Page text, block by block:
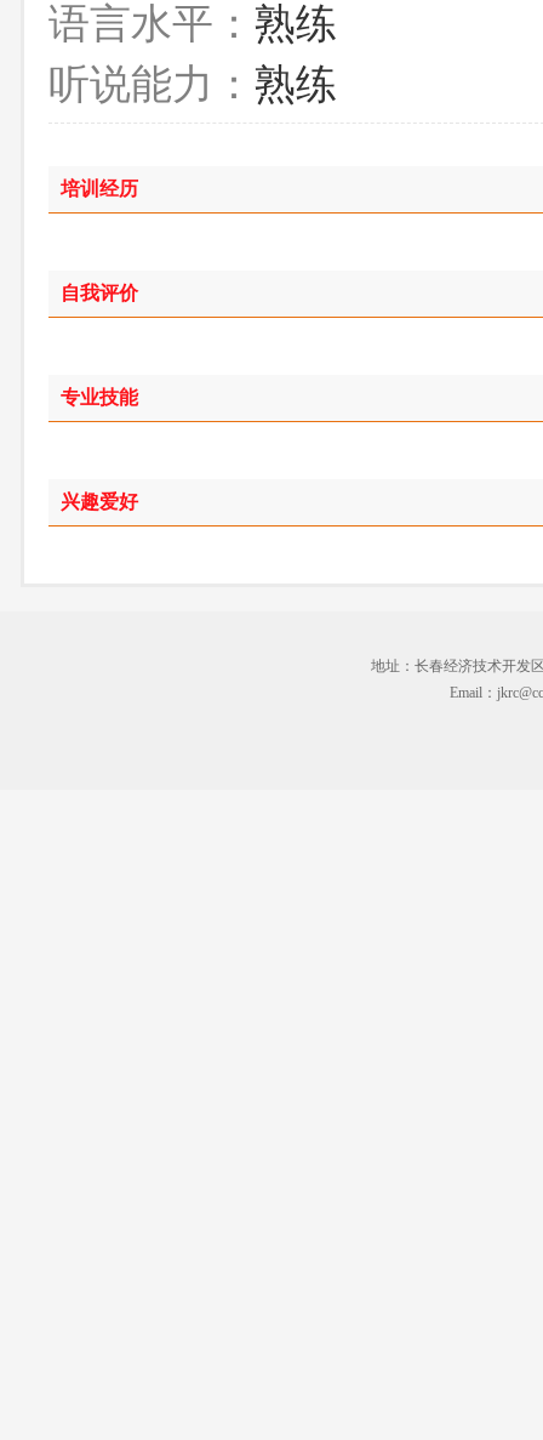
语言水平： 熟练
听说能力： 熟练
培训经历
自我评价
专业技能
兴趣爱好
地址：长春经济技术开发
Email：